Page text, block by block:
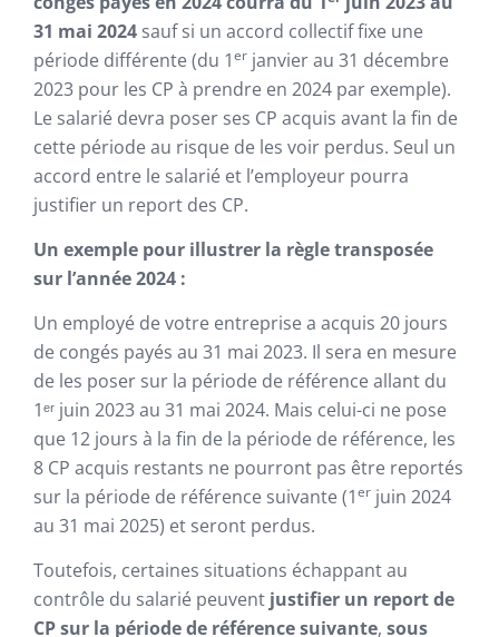
31 mai 2024 sauf si un accord collectif fixe une
période différente (du 1er janvier au 31 décembre
2023 pour les CP à prendre en 2024 par exemple).
Le salarié devra poser ses CP acquis avant la fin de
cette période au risque de les voir perdus. Seul un
accord entre le salarié et l’employeur pourra
justifier un report des CP.
Un exemple pour illustrer la règle transposée
sur l’année 2024 :
Un employé de votre entreprise a acquis 20 jours
de congés payés au 31 mai 2023. Il sera en mesure
de les poser sur la période de référence allant du
1ᵉʳ juin 2023 au 31 mai 2024. Mais celui-ci ne pose
que 12 jours à la fin de la période de référence, les
8 CP acquis restants ne pourront pas être reportés
sur la période de référence suivante (1er juin 2024
au 31 mai 2025) et seront perdus.
Toutefois, certaines situations échappant au
contrôle du salarié peuvent justifier un report de
CP sur la période de référence suivante, sous